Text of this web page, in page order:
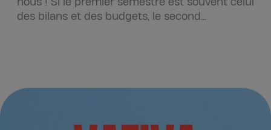
nous ! Si le premier semestre est souvent celui
des bilans et des budgets, le second